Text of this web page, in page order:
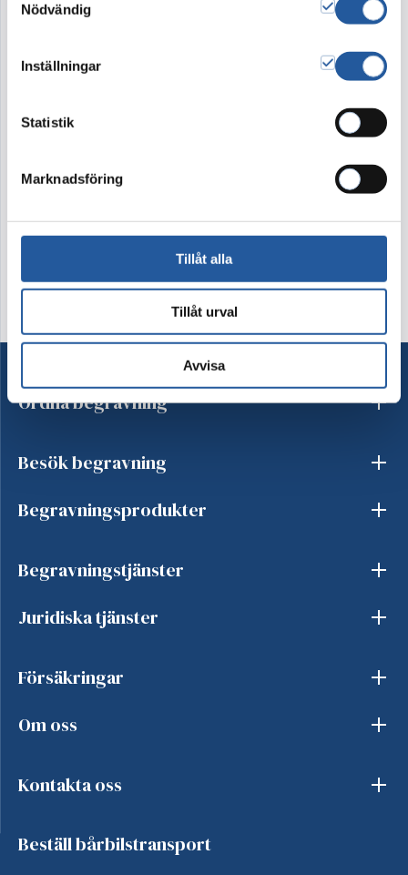
Nödvändig
Inställningar
Statistik
Marknadsföring
Tillåt alla
Tillåt urval
Avvisa
Men ibland finns inte alla blommor som syns på bilden
att tillgå. Vi utgår alltid från färg, form och känsla i bilden
tillräckligt fin för dagen. Detta gör vi för att din
beställning ska bli så välarbetad och vacker som möjligt.
Ordna begravning
Besök begravning
Begravningsprodukter
Begravningstjänster
Juridiska tjänster
Försäkringar
Om oss
Kontakta oss
Beställ bårbilstransport